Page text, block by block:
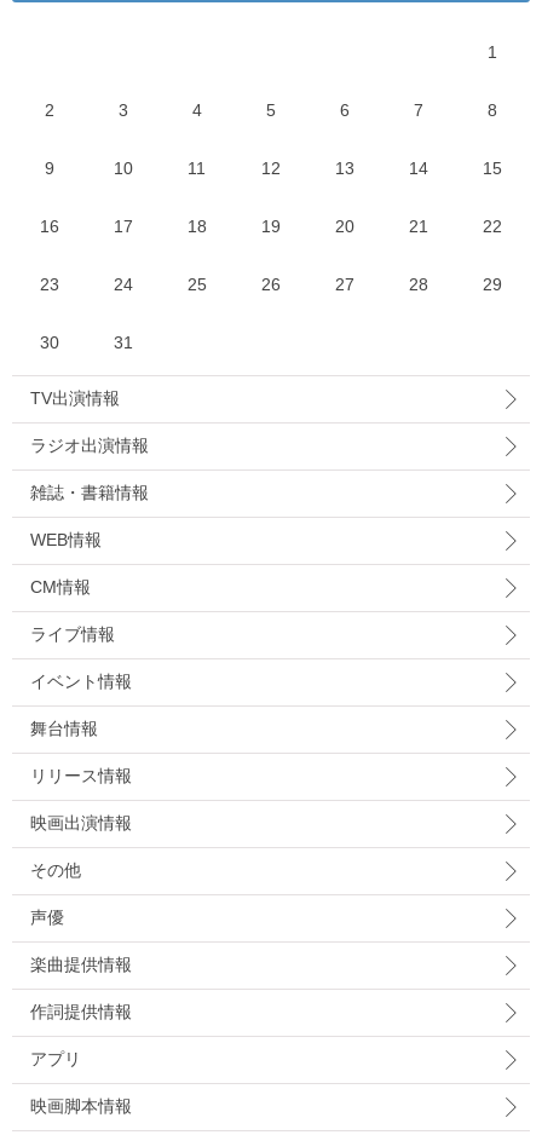
1
2 3 4 5 6 7 8
9 10 11 12 13 14 15
16 17 18 19 20 21 22
23 24 25 26 27 28 29
30 31
TV出演情報
ラジオ出演情報
雑誌・書籍情報
WEB情報
CM情報
ライブ情報
イベント情報
舞台情報
リリース情報
映画出演情報
その他
声優
楽曲提供情報
作詞提供情報
アプリ
映画脚本情報